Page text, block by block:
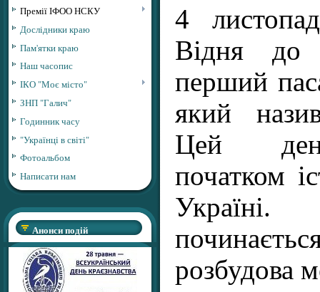
Премії ІФОО НСКУ
Дослідники краю
Пам'ятки краю
Наш часопис
ІКО "Моє місто"
ЗНП "Галич"
Годинник часу
"Українці в світі"
Фотоальбом
Написати нам
Анонси подій
4
Відня до
перший
який
Цей
початком
розбудова